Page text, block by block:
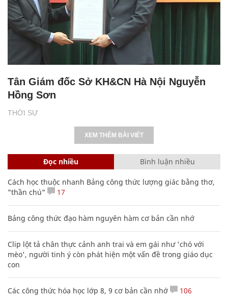
THỜI SỰ
Tân Giám đốc Sở KH&CN Hà Nội Nguyễn
Hồng Sơn
XEM THÊM BÀI VIẾT
Đọc nhiều Bình luận nhiều
Cách học thuộc nhanh Bảng công thức lượng giác bằng thơ,
"thần chú"
17
Bảng công thức đạo hàm nguyên hàm cơ bản cần nhớ
Clip lột tả chân thực cảnh anh trai và em gái như 'chó với
mèo', người tinh ý còn phát hiện một vấn đề trong giáo dục
con
Các công thức hóa học lớp 8, 9 cơ bản cần nhớ 106